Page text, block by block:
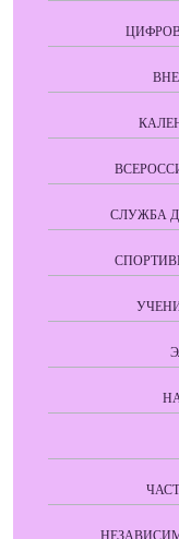
СЛУЖБА